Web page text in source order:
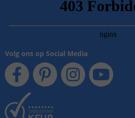
Volg ons op Social Media